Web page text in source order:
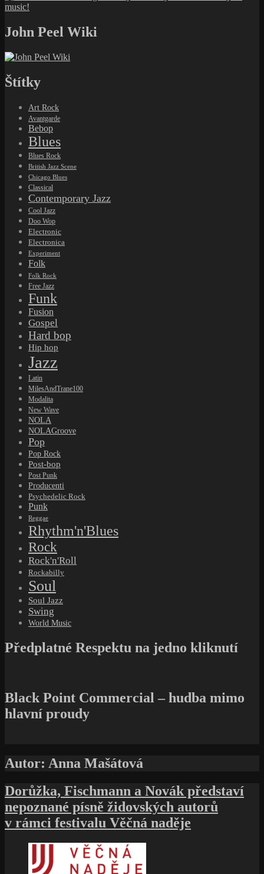
John Peel Wiki
Štítky
Art Rock
Avantgarde
Bebop
Blues
Blues Rock
British Jazz Scene
Chicago Blues
Classical
Contemporary Jazz
Cool Jazz
Doo Wop
Electronic
Electronica
Experiment
Folk
Folk Rock
Free Jazz
Funk
Fusion
Gospel
Hard bop
Hip hop
Jazz
Latin
MilesAndTrane100
Modalita
New Wave
NOLA
NOLAGroove
Pop
Pop Rock
Post-bop
Post Punk
Producenti
Psychedelic Rock
Punk
Reggae
Rhythm'n'Blues
Rock
Rock'n'Roll
Rockabilly
Soul
Soul Jazz
Swing
World Music
Předplatné Respektu na jedno kliknutí
Black Point Commercial – hudba mimo
hlavní proudy
Autor: Anna Mašátová
Dorůžka, Fischmann a Novák představí
nepoznané písně židovských autorů
v rámci festivalu Věčná naděje